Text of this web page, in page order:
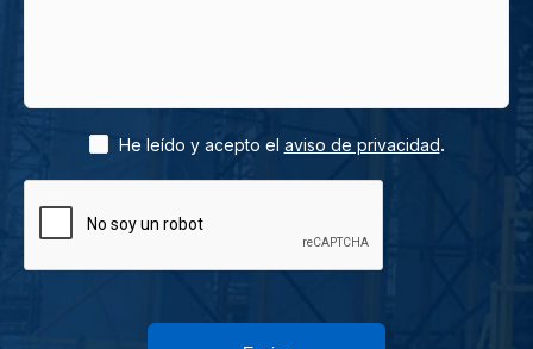
He leído y acepto el aviso de privacidad.